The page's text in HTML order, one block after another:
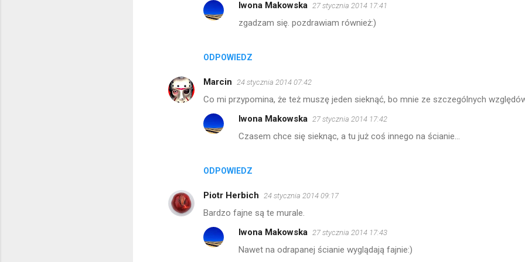
ODPOWIEDZ
Iwona Makowska 27 stycznia 2014 17:41
zgadzam się. pozdrawiam również:)
Marcin 24 stycznia 2014 07:42
Co mi przypomina, że też muszę jeden sieknąć, bo mnie ze szczególnych
ODPOWIEDZ
Iwona Makowska 27 stycznia 2014 17:42
Czasem chce się sieknąc, a tu już coś innego na ścianie...
Piotr Herbich 24 stycznia 2014 09:17
Bardzo fajne są te murale.
Iwona Makowska 27 stycznia 2014 17:43
Nawet na odrapanej ścianie wyglądają fajnie:)